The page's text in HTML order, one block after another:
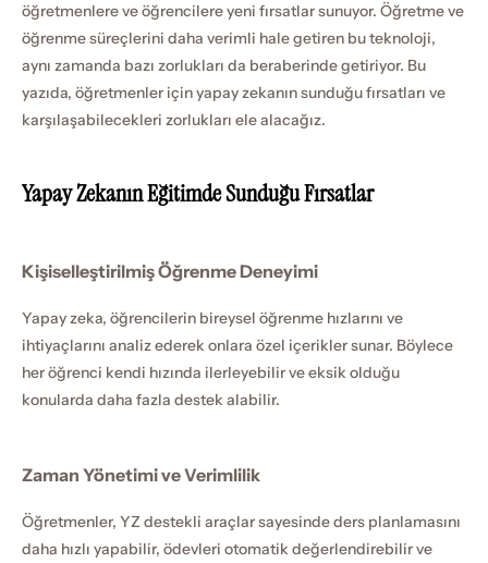
öğretmenlere ve öğrencilere yeni fırsatlar sunuyor. Öğretme ve
öğrenme süreçlerini daha verimli hale getiren bu teknoloji,
aynı zamanda bazı zorlukları da beraberinde getiriyor. Bu
yazıda, öğretmenler için yapay zekanın sunduğu fırsatları ve
karşılaşabilecekleri zorlukları ele alacağız.
Yapay Zekanın Eğitimde Sunduğu Fırsatlar
Kişiselleştirilmiş Öğrenme Deneyimi
Yapay zeka, öğrencilerin bireysel öğrenme hızlarını ve
ihtiyaçlarını analiz ederek onlara özel içerikler sunar. Böylece
her öğrenci kendi hızında ilerleyebilir ve eksik olduğu
konularda daha fazla destek alabilir.
Zaman Yönetimi ve Verimlilik
Öğretmenler, YZ destekli araçlar sayesinde ders planlamasını
daha hızlı yapabilir, ödevleri otomatik değerlendirebilir ve